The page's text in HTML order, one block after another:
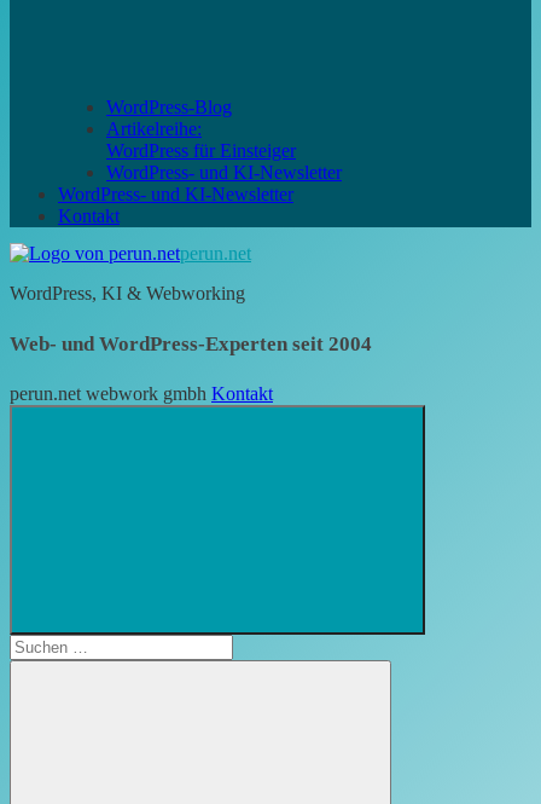
WordPress-Blog
Artikelreihe:
WordPress für Einsteiger
WordPress- und KI-Newsletter
WordPress- und KI-Newsletter
Kontakt
perun.net
WordPress, KI & Webworking
Web- und WordPress-Experten seit 2004
perun.net webwork gmbh Kontakt
öffnen
Suchen
nach: